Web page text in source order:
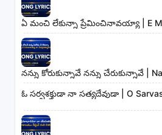
ఏ మంచి లేకున్నా ప్రేమించినావయ్యా | E
నన్ను కోరుకున్నావే నన్ను చేరుకున్నావే |
ఓ సర్వశక్తుడా నా సత్యదేవుడా | O